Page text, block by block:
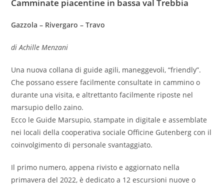
i
Camminate piacentine in bassa val Trebbia
Gazzola – Rivergaro – Travo
di Achille Menzani
Una nuova collana di guide agili, maneggevoli, “friendly”.
Che possano essere facilmente consultate in cammino o
durante una visita, e altrettanto facilmente riposte nel
marsupio dello zaino.
Ecco le Guide Marsupio, stampate in digitale e assemblate
nei locali della cooperativa sociale Officine Gutenberg con il
coinvolgimento di personale svantaggiato.
Il primo numero, appena rivisto e aggiornato nella
primavera del 2022, è dedicato a 12 escursioni nuove o